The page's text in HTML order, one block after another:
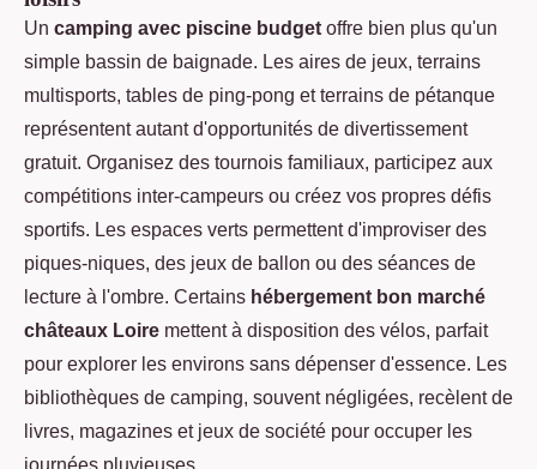
Un camping avec piscine budget offre bien plus qu'un
simple bassin de baignade. Les aires de jeux, terrains
multisports, tables de ping-pong et terrains de pétanque
représentent autant d'opportunités de divertissement
gratuit. Organisez des tournois familiaux, participez aux
compétitions inter-campeurs ou créez vos propres défis
sportifs. Les espaces verts permettent d'improviser des
piques-niques, des jeux de ballon ou des séances de
lecture à l'ombre. Certains hébergement bon marché
châteaux Loire mettent à disposition des vélos, parfait
pour explorer les environs sans dépenser d'essence. Les
bibliothèques de camping, souvent négligées, recèlent de
livres, magazines et jeux de société pour occuper les
journées pluvieuses.